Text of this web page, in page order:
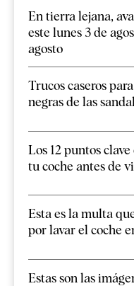
En tierra lejana,
este lunes 3 de
agosto
Trucos caseros
negras de las
Los 12 puntos
tu coche antes de
Esta es la multa
por lavar el coche
Estas son las